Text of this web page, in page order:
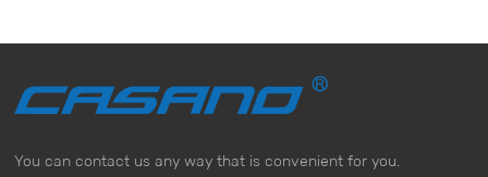
You can contact us any way that is convenient for you.